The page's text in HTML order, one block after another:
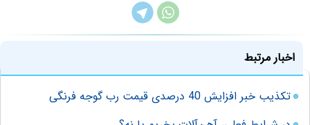
اخبار مرتبط
تکذیب خبر افزایش 40 درصدی قیمت رب گوجه فرنگی